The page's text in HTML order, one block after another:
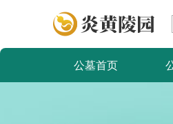
公墓首页